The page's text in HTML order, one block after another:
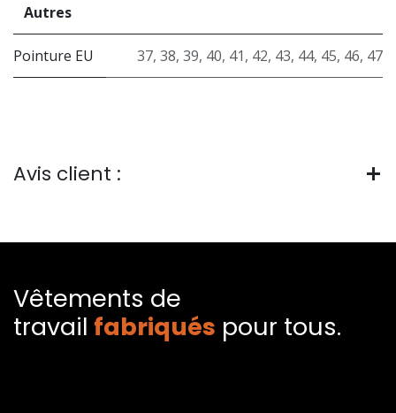
Autres
Pointure EU 37, 38, 39, 40, 41, 42, 43, 44, 45, 46, 47
Avis client :
Vêtements de
travail fabriqués​ pour tous.